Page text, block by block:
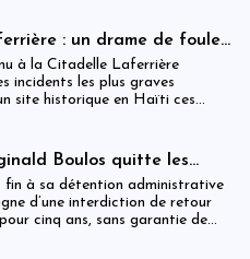
locales.
: un drame de foule
de 25 morts, enquête en
d’ombre persistantes
à la Citadelle Laferrière
incidents les plus graves
site historique en Haïti ces
Boulos quitte les
la Colombie après un
à sa détention administrative
d’une interdiction de retour
cinq ans, sans garantie de